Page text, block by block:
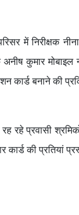
में निरीक्षक
अनीष कुमार
कार्ड बनाने की
रहे प्रवासी
की प्रतियां